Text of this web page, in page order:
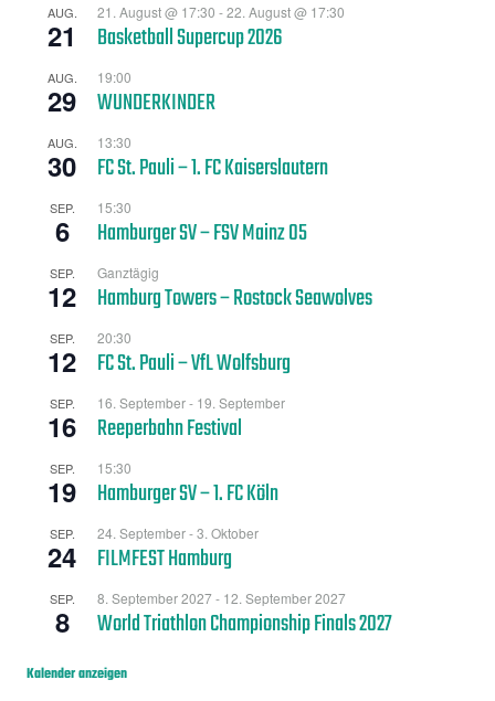
AUG.
21
21. August @ 17:30 -22. August @ 17:30
Basketball Supercup 2026
AUG.
29
19:00
WUNDERKINDER
AUG.
30
13:30
FC St. Pauli – 1. FC Kaiserslautern
SEP.
6
15:30
Hamburger SV – FSV Mainz 05
SEP.
12
Ganztägig
Hamburg Towers – Rostock Seawolves
SEP.
12
20:30
FC St. Pauli – VfL Wolfsburg
SEP.
16
16. September- 19. September
Reeperbahn Festival
SEP.
19
15:30
Hamburger SV – 1. FC Köln
SEP.
24
24. September-3. Oktober
FILMFEST Hamburg
SEP.
8
8. September 2027- 12. September 2027
World Triathlon Championship Finals 2027
Kalender anzeigen